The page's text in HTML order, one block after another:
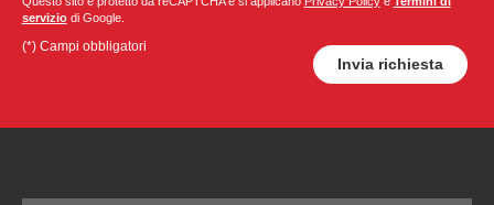
serviziodi Google.
(*) Campi obbligatori